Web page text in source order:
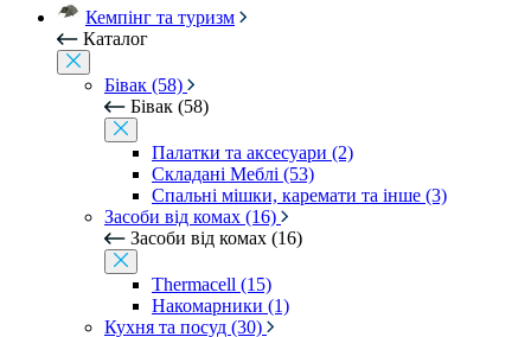
Кемпінг та туризм
Каталог
Бівак (58)
Бівак (58)
Палатки та аксесуари (2)
Складані Меблі (53)
Спальні мішки, каремати та інше (3)
Засоби від комах (16)
Засоби від комах (16)
Thermacell (15)
Накомарники (1)
Кухня та посуд (30)